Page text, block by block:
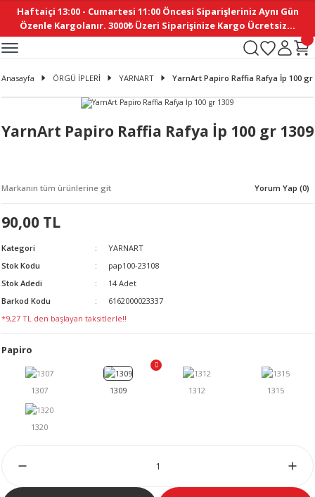
Haftaiçi 13:00 - Cumartesi 11:00 Öncesi Siparişleriniz Aynı Gün
Özenle Kargolanır. 3000₺ Üzeri Siparişinize Kargo Ücretsiz...
Geri Dön
Geri Dön
YASTIKLAR
Geri Dön
Geri Dön
YAPIMI
Geri Dön
Geri Dön
- DAİRESEL
Geri Dön
Geri Dön
Geri Dön
Geri Dön
Geri Dön
Geri Dön
Geri Dön
Geri Dön
Geri Dön
AKSESUAR
Geri Dön
Geri Dön
Geri Dön
Geri Dön
Geri Dön
Geri Dön
Anasayfa ÖRGÜ İPLERİ YARNART YarnArt Papiro Raffia Rafya İp 100 gr
YarnArt Papiro Raffia Rafya İp 100 gr 1309
Markanın tüm ürünlerine git Yorum Yap (0)
90,00 TL
Kategori
YARNART
Stok Kodu
pap100-23108
Stok Adedi
14 Adet
Barkod Kodu
6162000023337
*9,27 TL den başlayan taksitlerle!!
Papiro